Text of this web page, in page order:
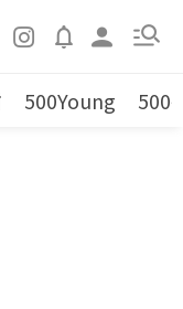
500Young 500